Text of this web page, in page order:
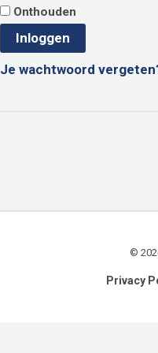
Onthouden
Inloggen
Je wachtwoord
©
Privacy